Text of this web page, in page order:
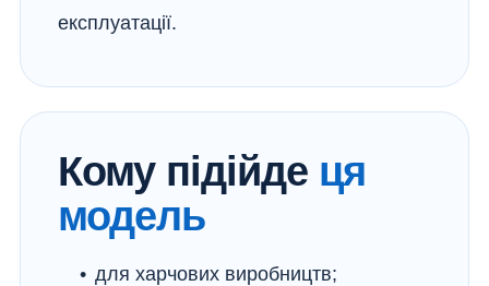
експлуатації.
Кому підійде ця
модель
для харчових виробництв;